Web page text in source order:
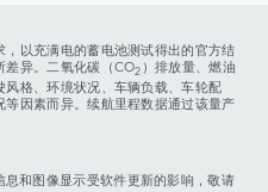
以充满电的蓄电池测试得出的官方结
差异。二氧化碳（CO2 ）排放量、燃油
格、环境状况、车辆负载、车轮配
因素而异。续航里程数据通过该量产
和图像显示受软件更新的影响，敬请